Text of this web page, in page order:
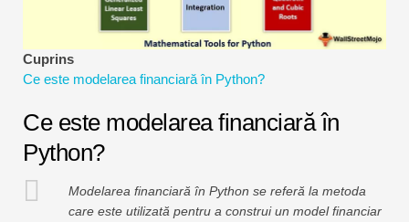
Tutoriale de modelare financiară
Formular complet
Cuprins
Ce este modelarea financiară în Python?
Ce este modelarea financiară în
Python?
Modelarea financiară în Python se referă la metoda
care este utilizată pentru a construi un model financiar